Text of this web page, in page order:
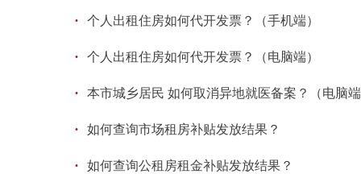
· 个人出租住房如何代开发票？（手机端）
· 个人出租住房如何代开发票？（电脑端）
· 本市城乡居民 如何取消异地就医备案？（电脑
· 如何查询市场租房补贴发放结果？
· 如何查询公租房租金补贴发放结果？